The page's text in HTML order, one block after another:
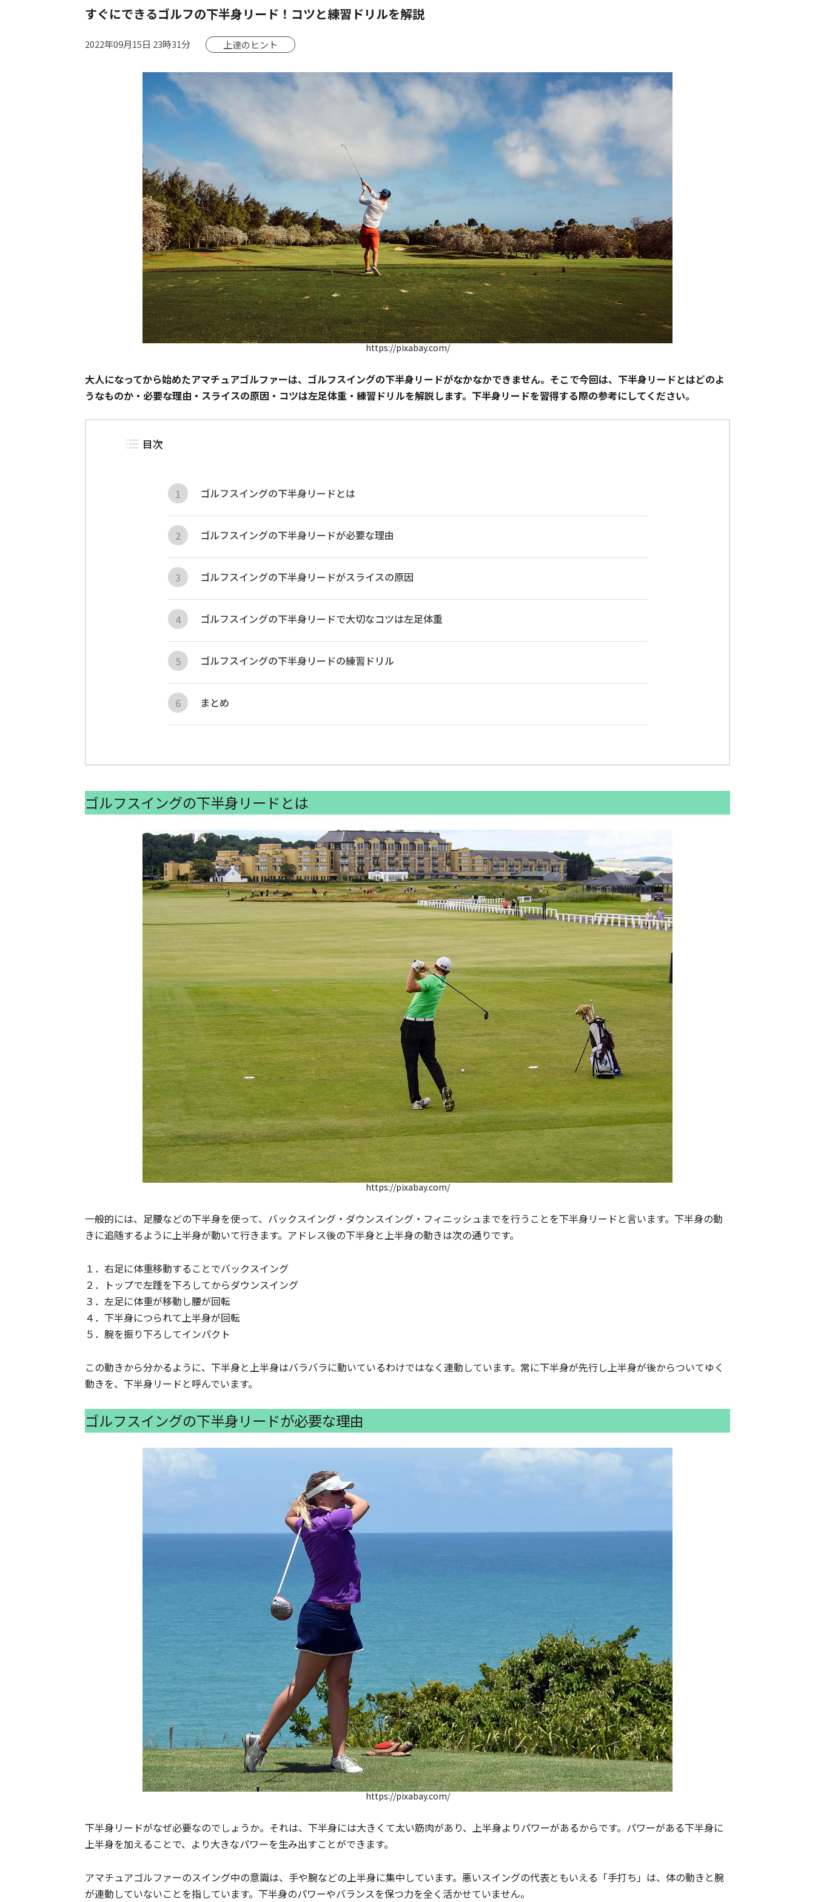
すぐにできるゴルフの下半身リード！コツと練習ドリルを解説
2022年09月15日 23時31分 上達のヒント
https://pixabay.com/
大人になってから始めたアマチュアゴルファーは、ゴルフスイングの下半身リードがなかなかできません。そこで今回は、下半身リードとはどのよ
うなものか・必要な理由・スライスの原因・コツは左足体重・練習ドリルを解説します。下半身リードを習得する際の参考にしてください。
目次
ゴルフスイングの下半身リードとは
ゴルフスイングの下半身リードが必要な理由
ゴルフスイングの下半身リードがスライスの原因
ゴルフスイングの下半身リードで大切なコツは左足体重
ゴルフスイングの下半身リードの練習ドリル
まとめ
ゴルフスイングの下半身リードとは
https://pixabay.com/
一般的には、足腰などの下半身を使って、バックスイング・ダウンスイング・フィニッシュまでを行うことを下半身リードと言います。下半身の動
きに追随するように上半身が動いて行きます。アドレス後の下半身と上半身の動きは次の通りです。
１．右足に体重移動することでバックスイング
２．トップで左踵を下ろしてからダウンスイング
３．左足に体重が移動し腰が回転
４．下半身につられて上半身が回転
５．腕を振り下ろしてインパクト
この動きから分かるように、下半身と上半身はバラバラに動いているわけではなく連動しています。常に下半身が先行し上半身が後からついてゆく
動きを、下半身リードと呼んでいます。
ゴルフスイングの下半身リードが必要な理由
https://pixabay.com/
下半身リードがなぜ必要なのでしょうか。それは、下半身には大きくて太い筋肉があり、上半身よりパワーがあるからです。パワーがある下半身に
上半身を加えることで、より大きなパワーを生み出すことができます。
アマチュアゴルファーのスイング中の意識は、手や腕などの上半身に集中しています。悪いスイングの代表ともいえる「手打ち」は、体の動きと腕
が連動していないことを指しています。下半身のパワーやバランスを保つ力を全く活かせていません。